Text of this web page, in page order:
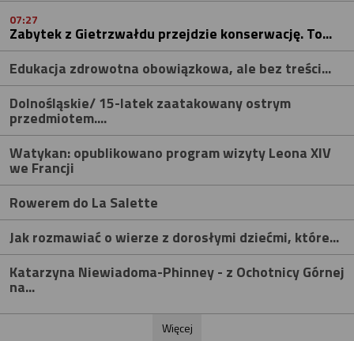
07:27
Zabytek z Gietrzwałdu przejdzie konserwację. To...
Edukacja zdrowotna obowiązkowa, ale bez treści...
Dolnośląskie/ 15-latek zaatakowany ostrym
przedmiotem....
Watykan: opublikowano program wizyty Leona XIV
we Francji
Rowerem do La Salette
Jak rozmawiać o wierze z dorosłymi dziećmi, które...
Katarzyna Niewiadoma-Phinney - z Ochotnicy Górnej
na...
Więcej